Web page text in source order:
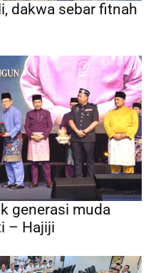
dakwa sebar fitnah
generasi muda
– Hajiji